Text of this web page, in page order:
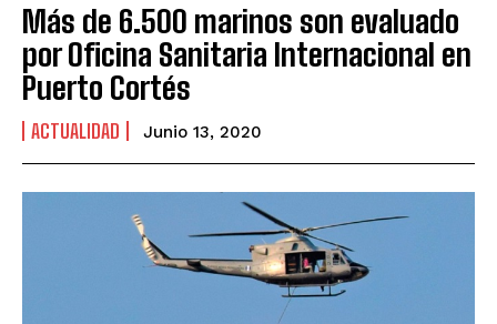
Más de 6.500 marinos son evaluado
por Oficina Sanitaria Internacional en
Puerto Cortés
ACTUALIDAD Junio 13, 2020